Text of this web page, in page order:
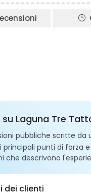
Laguna Tre
pubbliche scritte da
principali punti di
che descrivono
dei clienti